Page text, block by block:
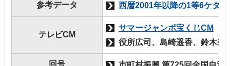
参考データ 西暦2001年以降の1等6ケタ
テレビCM
サマージャンボ宝くじCM
役所広司、島崎遥香、鈴木奈